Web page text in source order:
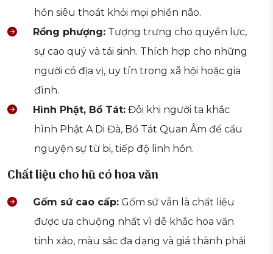
hồn siêu thoát khỏi mọi phiền não.
Rồng phượng: Tượng trưng cho quyền lực,
sự cao quý và tái sinh. Thích hợp cho những
người có địa vị, uy tín trong xã hội hoặc gia
đình.
Hình Phật, Bồ Tát: Đôi khi người ta khắc
hình Phật A Di Đà, Bồ Tát Quan Âm để cầu
nguyện sự từ bi, tiếp độ linh hồn.
Chất liệu cho hũ có hoa văn
Gốm sứ cao cấp: Gốm sứ vẫn là chất liệu
được ưa chuộng nhất vì dễ khắc hoa văn
tinh xảo, màu sắc đa dạng và giá thành phải